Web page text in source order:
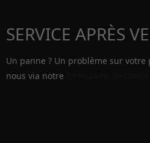
SERVICE APRÈS
Un panne ? Un problème sur
nous via notre